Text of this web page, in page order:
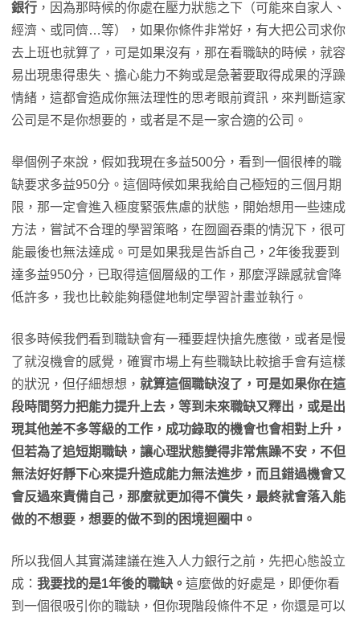
銀行 ，因為那時候的你處在壓力狀態之下（可能來自家人、
經濟、或同儕…等），如果你條件非常好，有大把公司求你
去上班也就算了，可是如果沒有，那在看職缺的時候，就容
易出現患得患失、擔心能力不夠或是急著要取得成果的浮躁
情緒，這都會造成你無法理性的思考眼前資訊，來判斷這家
公司是不是你想要的，或者是不是一家合適的公司。
舉個例子來說，假如我現在多益500分，看到一個很棒的職
缺要求多益950分。這個時候如果我給自己極短的三個月期
限，那一定會進入極度緊張焦慮的狀態，開始想用一些速成
方法，嘗試不合理的學習策略，在囫圇吞棗的情況下，很可
能最後也無法達成。可是如果我是告訴自己，2年後我要到
達多益950分，已取得這個層級的工作，那麼浮躁感就會降
低許多，我也比較能夠穩健地制定學習計畫並執行。
很多時候我們看到職缺會有一種要趕快搶先應徵，或者是慢
了就沒機會的感覺，確實市場上有些職缺比較搶手會有這樣
的狀況，但仔細想想， 就算這個職缺沒了，可是如果你在這
段時間努力把能力提升上去，等到未來職缺又釋出，或是出
現其他差不多等級的工作，成功錄取的機會也會相對上升，
但若為了追短期職缺，讓心理狀態變得非常焦躁不安，不但
無法好好靜下心來提升造成能力無法進步，而且錯過機會又
會反過來責備自己，那麼就更加得不償失，最終就會落入能
做的不想要，想要的做不到的困境迴圈中。
所以我個人其實滿建議在進入人力銀行之前，先把心態設立
成： 我要找的是1年後的職缺。 這麼做的好處是，即便你看
到一個很吸引你的職缺，但你現階段條件不足，你還是可以